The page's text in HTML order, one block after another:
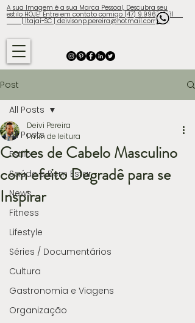
A sua Imagem é a sua Marca Pessoal, Descubra seu
estilo HOJE! Entre em contato comigo (47) 9.9960-3131
| Itajaí-SC | deivisonp.pereira@hotmail.com
Post
All Posts
Estilo
Saúde e Bem Estar
News
Fitness
Lifestyle
Séries / Documentários
Cultura
Gastronomia e Viagens
Organização
All Posts
Cortes de Cabelo Masculino
com efeito Degradê para se
Inspirar
Deivi Pereira
1 min de leitura